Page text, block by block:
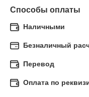
Способы оплаты
Наличными
Безналичный
Перевод
Оплата по